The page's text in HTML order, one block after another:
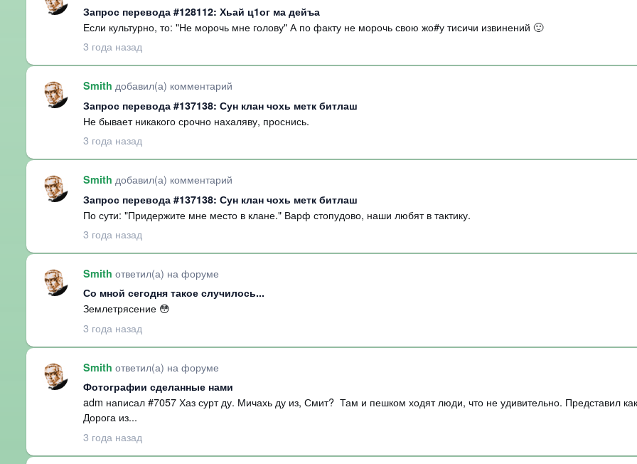
Запрос перевода #128112: Хьай ц1ог ма дейъа
Если культурно, то: "Не морочь мне голову" А по факту не морочь свою жо#у тисичи извинений 🙂
3 года назад
Smith добавил(а) комментарий
Запрос перевода #137138: Сун клан чохь метк битлаш
Не бывает никакого срочно нахаляву, проснись.
3 года назад
Smith добавил(а) комментарий
Запрос перевода #137138: Сун клан чохь метк битлаш
По сути: "Придержите мне место в клане." Варф стопудово, наши любят в тактику.
3 года назад
Smith ответил(а) на форуме
Со мной сегодня такое случилось...
Землетрясение 😳
3 года назад
Smith ответил(а) на форуме
Фотографии сделанные нами
adm написал #7057 Хаз сурт ду. Мичахь ду из, Смит? Там и пешком ходят люди, что не удивительно. Представил
Дорога из...
3 года назад